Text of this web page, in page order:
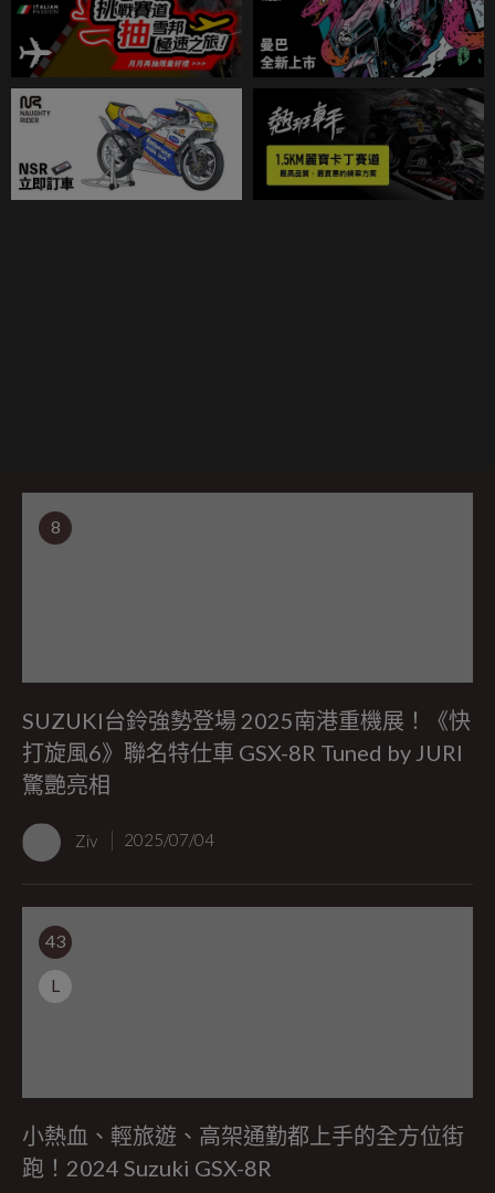
8
SUZUKI台鈴強勢登場 2025南港重機展！《快
打旋風6》聯名特仕車 GSX-8R Tuned by JURI
驚艷亮相
Ziv 2025/07/04
43
L
小熱血、輕旅遊、高架通勤都上手的全方位街
跑！2024 Suzuki GSX-8R